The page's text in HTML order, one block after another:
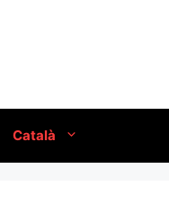
Català